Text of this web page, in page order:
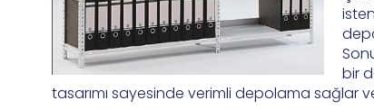
bir
tasarımı sayesinde verimli depolama sağlar